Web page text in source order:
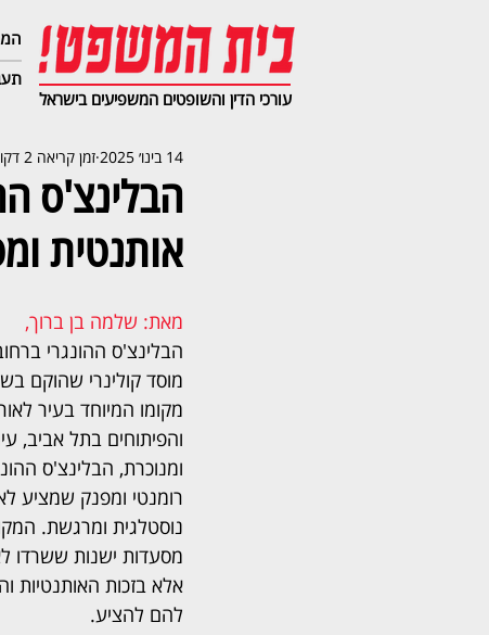
עורכי הדין והשופטים המשפיעים בישראל
הבלינצ'ס
אותנטית
14 בינו׳ 2025 זמן קריאה 2 דקות
מאת: שלמה בן ברוך,
הבלינצ'ס ההונגרי
מקומו המיוחד בעיר
והפיתוחים בתל אביב,
ומנוכרת, הבלינצ'ס
רומנטי ומפנק שמציע
נוסטלגית ומרגשת.
מסעדות ישנות ששרדו
אלא בזכות האותנטיות
להם להציע.